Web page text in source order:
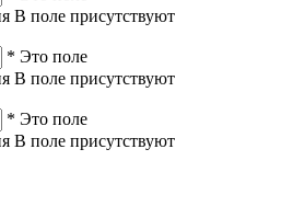
В поле присутствуют
* Это поле
В поле присутствуют
* Это поле
В поле присутствуют